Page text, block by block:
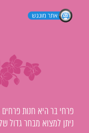
פרחי בר היא חנות
ניתן למצוא מבחר גדול